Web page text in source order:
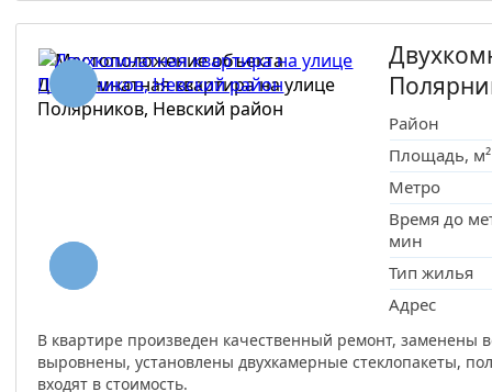
Район
Площадь, м²
Метро
Время до
мин
Тип жилья
Адрес
В квартире произведен качественный ремонт, заменены
выровнены, установлены двухкамерные стеклопакеты,
входят в стоимость.